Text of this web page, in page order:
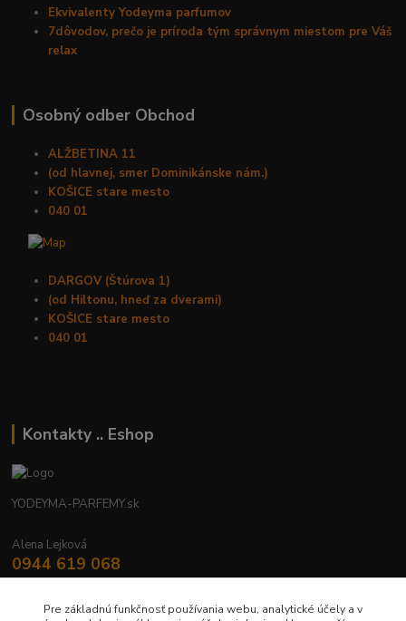
Ekvivalenty Yodeyma parfumov
7dôvodov, prečo je príroda tým správnym miestom pre Váš
relax
Osobný odber Obchod
ALŽBETINA 11
(od hlavnej, smer Dominikánske nám.)
KOŠICE stare mesto
040 01
DARGOV (Štúrova 1)
(od Hiltonu, hneď za dverami)
KOŠICE stare mesto
040 01
Kontakty .. Eshop
YODEYMA-PARFEMY.sk
Alena Lejková
0944 619 068
Nonstop
yodeyma.parfemy@gmail.com
Pre základnú funkčnosť používania webu, analytické účely a v